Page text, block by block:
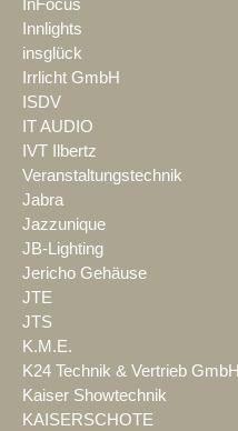
InFocus
Innlights
insglück
Irrlicht GmbH
ISDV
IT AUDIO
IVT Ilbertz
Veranstaltungstechnik
Jabra
Jazzunique
JB-Lighting
Jericho Gehäuse
JTE
JTS
K.M.E.
K24 Technik & Vertrieb GmbH
Kaiser Showtechnik
KAISERSCHOTE